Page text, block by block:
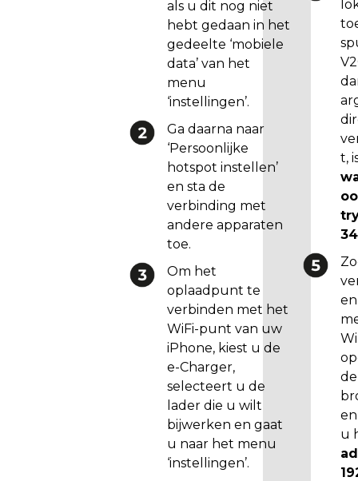
als u dit nog niet
hebt gedaan in het
gedeelte ‘mobiele
data’ van het
menu
‘instellingen’.
Ga daarna naar
‘Persoonlijke
hotspot instellen’
en sta de
verbinding met
andere apparaten
toe.
Om het
oplaadpunt te
verbinden met het
WiFi-punt van uw
iPhone, kiest u de
e-Charger,
selecteert u de
lader die u wilt
bijwerken en gaat
u naar het menu
‘instellingen’.
e
.
t,
de
u